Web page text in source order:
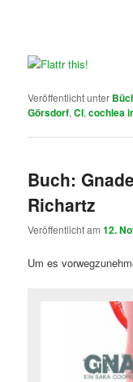
Veröffentlicht unter
Görsdorf,CI,cochlea
Buch:
Richartz
Veröffentlicht am12.
Um es